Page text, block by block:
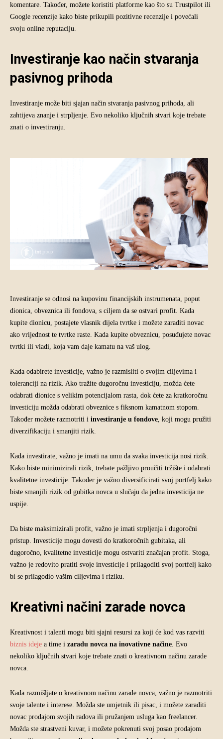
komentare. Također, možete koristiti platforme kao što su Trustpilot ili
Google recenzije kako biste prikupili pozitivne recenzije i povećali
svoju online reputaciju.
Investiranje kao način stvaranja
pasivnog prihoda
Investiranje može biti sjajan način stvaranja pasivnog prihoda, ali
zahtijeva znanje i strpljenje. Evo nekoliko ključnih stvari koje trebate
znati o investiranju.
Investiranje se odnosi na kupovinu financijskih instrumenata, poput
dionica, obveznica ili fondova, s ciljem da se ostvari profit. Kada
kupite dionicu, postajete vlasnik dijela tvrtke i možete zaraditi novac
ako vrijednost te tvrtke raste. Kada kupite obveznicu, posuđujete novac
tvrtki ili vladi, koja vam daje kamatu na vaš ulog.
Kada odabirete investicije, važno je razmisliti o svojim ciljevima i
toleranciji na rizik. Ako tražite dugoročnu investiciju, možda ćete
odabrati dionice s velikim potencijalom rasta, dok ćete za kratkoročnu
investiciju možda odabrati obveznice s fiksnom kamatnom stopom.
Također možete razmotriti i investiranje u fondove , koji mogu pružiti
diverzifikaciju i smanjiti rizik.
Kada investirate, važno je imati na umu da svaka investicija nosi rizik.
Kako biste minimizirali rizik, trebate pažljivo proučiti tržište i odabrati
kvalitetne investicije. Također je važno diversificirati svoj portfelj kako
biste smanjili rizik od gubitka novca u slučaju da jedna investicija ne
uspije.
Da biste maksimizirali profit, važno je imati strpljenja i dugoročni
pristup. Investicije mogu dovesti do kratkoročnih gubitaka, ali
dugoročno, kvalitetne investicije mogu ostvariti značajan profit. Stoga,
važno je redovito pratiti svoje investicije i prilagoditi svoj portfelj kako
bi se prilagodio vašim ciljevima i riziku.
Kreativni načini zarade novca
Kreativnost i talenti mogu biti sjajni resursi za koji će kod vas razviti
biznis ideje a time i zaradu novca na inovativne načine . Evo
nekoliko ključnih stvari koje trebate znati o kreativnom načinu zarade
novca.
Kada razmišljate o kreativnom načinu zarade novca, važno je razmotriti
svoje talente i interese. Možda ste umjetnik ili pisac, i možete zaraditi
novac prodajom svojih radova ili pružanjem usluga kao freelancer.
Možda ste strastveni kuvar, i možete pokrenuti svoj posao prodajom